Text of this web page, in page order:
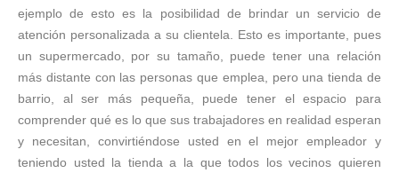
ejemplo de esto es la posibilidad de brindar un servicio de
atención personalizada a su clientela. Esto es importante, pues
un supermercado, por su tamaño, puede tener una relación
más distante con las personas que emplea, pero una tienda de
barrio, al ser más pequeña, puede tener el espacio para
comprender qué es lo que sus trabajadores en realidad esperan
y necesitan, convirtiéndose usted en el mejor empleador y
teniendo usted la tienda a la que todos los vecinos quieren